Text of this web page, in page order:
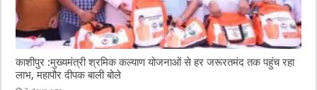
काशीपुर :मुख्यमंत्री श्रमिक कल्याण योजनाओं से हर जरूरतमंद तक पहुंच रहा
लाभ, महापौर दीपक बाली बोले